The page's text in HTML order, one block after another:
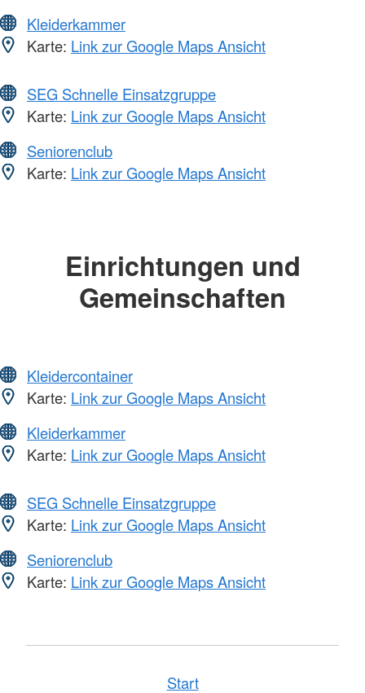
Kleiderkammer
Karte: Link zur Google Maps Ansicht
SEG Schnelle Einsatzgruppe
Karte: Link zur Google Maps Ansicht
Seniorenclub
Karte: Link zur Google Maps Ansicht
Einrichtungen und
Gemeinschaften
Kleidercontainer
Karte: Link zur Google Maps Ansicht
Kleiderkammer
Karte: Link zur Google Maps Ansicht
SEG Schnelle Einsatzgruppe
Karte: Link zur Google Maps Ansicht
Seniorenclub
Karte: Link zur Google Maps Ansicht
Start